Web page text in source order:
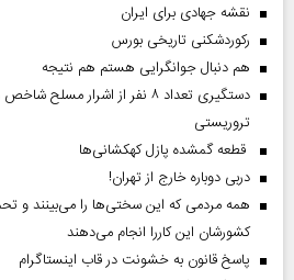
نقشه جهادی برای ایران
رکوردشکنی تاریخی بورس
هم دنبال جوانگرایی هستم هم نتیجه
دستگیری تعداد ۸ نفر از اشرار
تروریستی
قطعه گمشده پازل کهکشانی‌ها
دربی دوباره خارج از تهران!
همه مردمی که این سختی‌ها را می‌بینند و
کشورشان این کاررا انجام می‌دهند
پاسخ قانون به خشونت در قاب اینستاگرام